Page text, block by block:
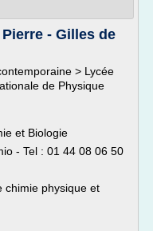
- Gilles de
> Lycée
de Physique
et Biologie
- Tel : 01 44 08 06 50
chimie physique et